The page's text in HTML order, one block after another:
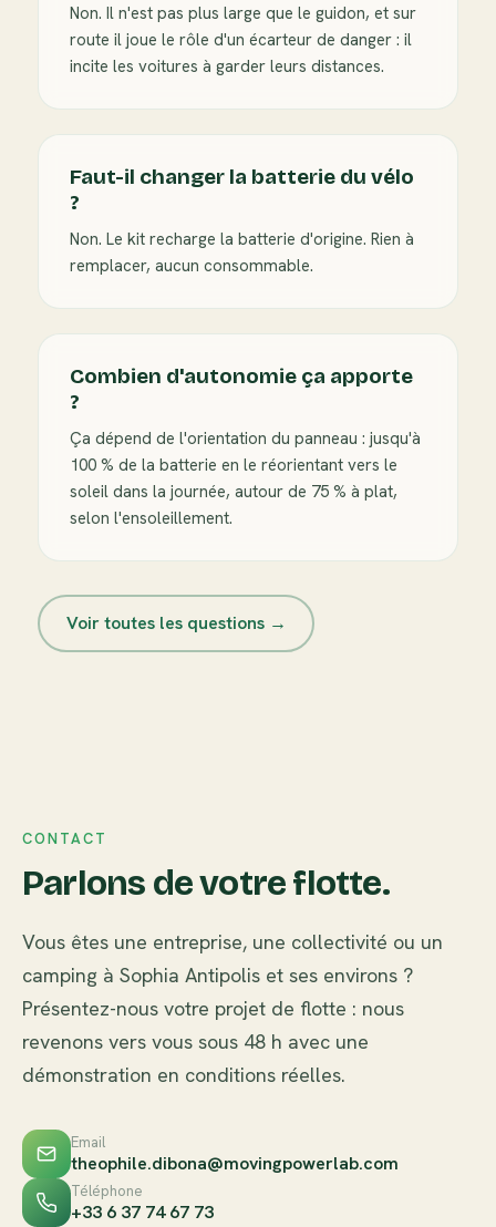
Non. Il n'est pas plus large que le guidon, et sur
route il joue le rôle d'un écarteur de danger : il
incite les voitures à garder leurs distances.
Faut-il changer la batterie du vélo
?
Non. Le kit recharge la batterie d'origine. Rien à
remplacer, aucun consommable.
Combien d'autonomie ça apporte
?
Ça dépend de l'orientation du panneau : jusqu'à
100 % de la batterie en le réorientant vers le
soleil dans la journée, autour de 75 % à plat,
selon l'ensoleillement.
Voir toutes les questions →
CONTACT
Parlons de votre flotte.
Vous êtes une entreprise, une collectivité ou un
camping à Sophia Antipolis et ses environs ?
Présentez-nous votre projet de flotte : nous
revenons vers vous sous 48 h avec une
démonstration en conditions réelles.
Email
theophile.dibona@movingpowerlab.com
Téléphone
+33 6 37 74 67 73